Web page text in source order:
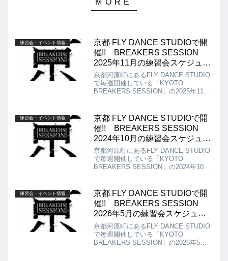
練習会・イベント情報
京都 FLY DANCE STUDIOで開
催!! BREAKERS SESSION
2025年11月の練習会スケジュー
ル!!
京都河原町にあるFLY DANCE STUDIO
で毎週開催している「KYOTO
BREAKERS SESSION」の2025年11月
14：00～17：00 ※16日はSEIJU
WEEKENDのWSのため、時間帯がいつ
もと異なっております。WS 13：00～
15：00 練習会 15：00～17：00
FLY DANCE STUDIO 寺町Aスタジ
オ アクセス：京都市中京区寺町通錦小
路下る東大文字町292 寺町 詩の小路
練習会・イベント情報
京都 FLY DANCE STUDIOで開
催!! BREAKERS SESSION
2024年10月の練習会スケジュー
ル!!
京都河原町にあるFLY DANCE STUDIO
で毎週開催している「KYOTO
BREAKERS SESSION」の2024年10月
FLY DANCE STUDIO 寺町Aスタジ
オ アクセス：京都市中京区寺町通錦小
路下る東大文字町292 寺町 詩の小路
3F￥500
練習会・イベント情報
京都 FLY DANCE STUDIOで開
催!! BREAKERS SESSION
2026年5月の練習会スケジュー
ル!!
京都河原町にあるFLY DANCE STUDIO
で毎週開催している「KYOTO
BREAKERS SESSION」の2026年5月